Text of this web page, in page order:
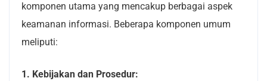
komponen utama yang mencakup berbagai aspek
keamanan informasi. Beberapa komponen umum
meliputi:
1. Kebijakan dan Prosedur: